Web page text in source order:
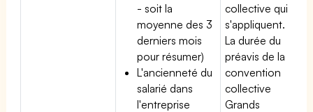
- soit la
moyenne des 3
derniers mois
pour résumer)
L'ancienneté du
salarié dans
l'entreprise
collective qui
s'appliquent.
La durée du
préavis de la
convention
collective
Grands